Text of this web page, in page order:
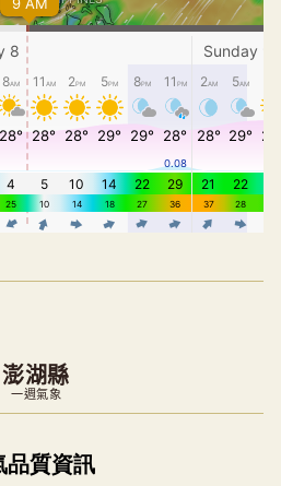
澎湖縣
一週氣象
為視覺預覽，完整即時空